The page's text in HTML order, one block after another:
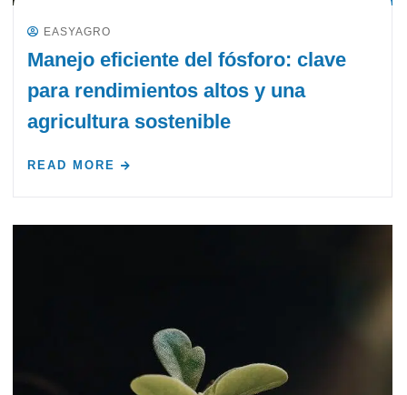
EASYAGRO
Manejo eficiente del fósforo: clave
para rendimientos altos y una
agricultura sostenible
READ MORE